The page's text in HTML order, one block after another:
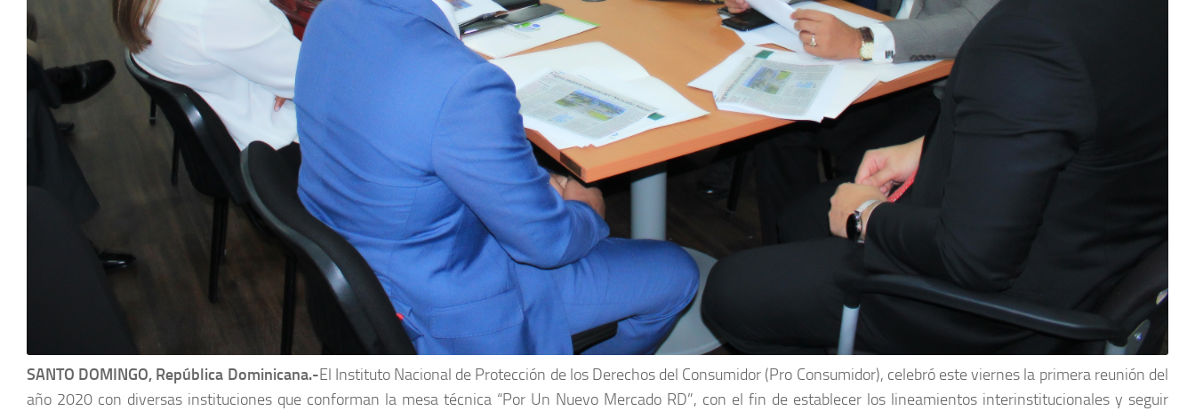
SANTO DOMINGO, República Dominicana.-El Instituto Nacional de Protección de los Derechos del Consumidor (Pro Consumidor), celebró este viernes la primera reunión del
año 2020 con diversas instituciones que conforman la mesa técnica “Por Un Nuevo Mercado RD”, con el fin de establecer los lineamientos interinstitucionales y seguir